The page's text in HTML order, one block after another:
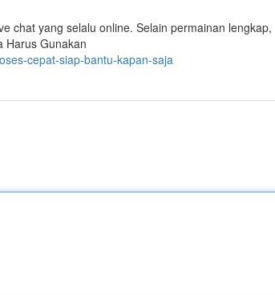
chat yang selalu online. Selain permainan lengkap,
Harus Gunakan
cepat-siap-bantu-kapan-saja